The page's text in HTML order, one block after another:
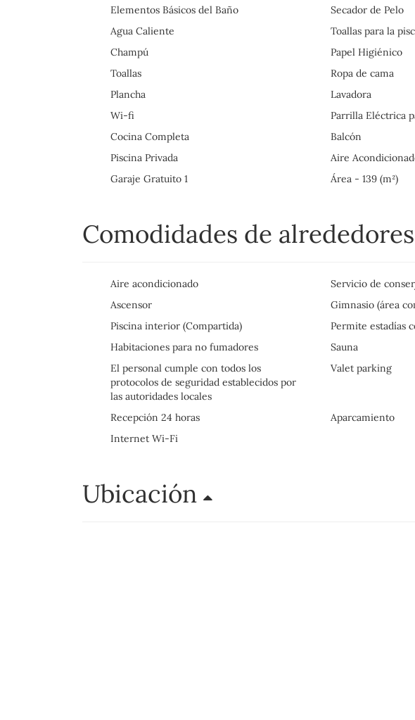
Elementos Básicos del Baño
Secador de Pelo
Agua Caliente
Toallas para la
Champú
Papel Higiénico
Toallas
Ropa de cama
Plancha
Lavadora
Wi-fi
Parrilla Eléctrica
Cocina Completa
Balcón
Piscina Privada
Aire
Garaje Gratuito 1
Área - 139 (m²)
Comodidades de alrededores
Aire acondicionado
Servicio de
Ascensor
Gimnasio (área
Piscina interior (Compartida)
Permite estadías
Habitaciones para no fumadores
Sauna
El personal cumple con todos los
protocolos de seguridad establecidos por
las autoridades locales
Valet parking
Recepción 24 horas
Aparcamiento
Internet Wi-Fi
Ubicación